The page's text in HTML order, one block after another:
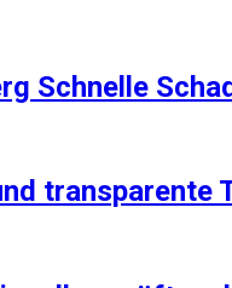
Schnelle
transparente